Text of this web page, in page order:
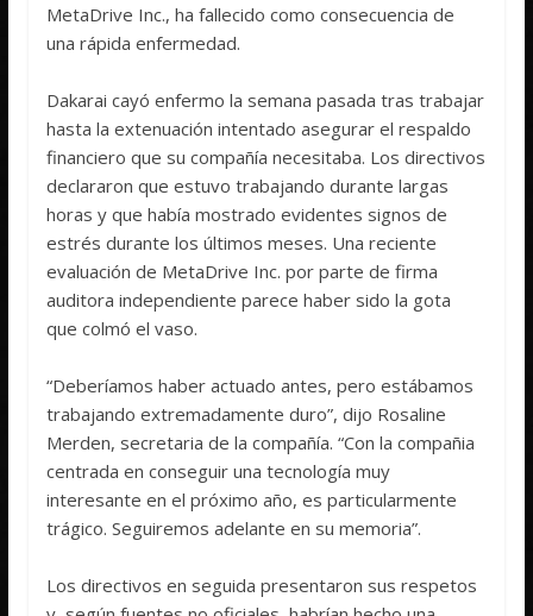
MetaDrive Inc., ha fallecido como consecuencia de
una rápida enfermedad.
Dakarai cayó enfermo la semana pasada tras trabajar
hasta la extenuación intentado asegurar el respaldo
financiero que su compañía necesitaba. Los directivos
declararon que estuvo trabajando durante largas
horas y que había mostrado evidentes signos de
estrés durante los últimos meses. Una reciente
evaluación de MetaDrive Inc. por parte de firma
auditora independiente parece haber sido la gota
que colmó el vaso.
“Deberíamos haber actuado antes, pero estábamos
trabajando extremadamente duro”, dijo Rosaline
Merden, secretaria de la compañía. “Con la compañia
centrada en conseguir una tecnología muy
interesante en el próximo año, es particularmente
trágico. Seguiremos adelante en su memoria”.
Los directivos en seguida presentaron sus respetos